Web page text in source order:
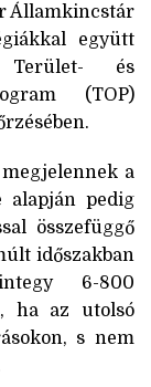
Államkincstár
együtt
és
(TOP)
a
alapján pedig
összefüggő
időszakban
6-800
ha az utolsó
s nem